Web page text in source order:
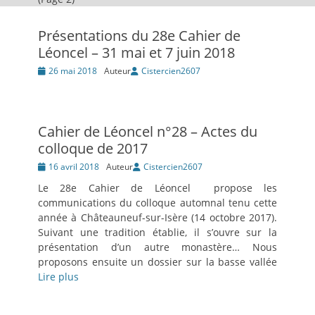
Présentations du 28e Cahier de
Léoncel – 31 mai et 7 juin 2018
Posté26 mai 2018 Auteur Cistercien2607
Cahier de Léoncel n°28 – Actes du
colloque de 2017
Posté16 avril 2018 Auteur Cistercien2607
Le 28e Cahier de Léoncel propose les
communications du colloque automnal tenu cette
année à Châteauneuf-sur-Isère (14 octobre 2017).
Suivant une tradition établie, il s’ouvre sur la
présentation d’un autre monastère… Nous
proposons ensuite un dossier sur la basse vallée
Lire plus